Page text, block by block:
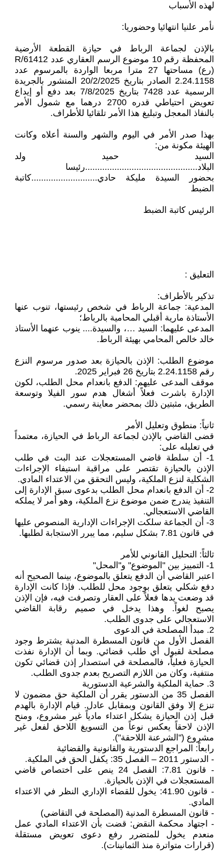
لهذه الأسباب
نأمر علنيا انتهائيا وحضوريا:
بالإذن لجماعة الرباط في حيازة القطعة الأرضية
المحفظة رقم 10 موضوع الرسم العقاري عدد R/61412
(رع) مساحتها 27 مترا مربعا الواردة بالمرسوم عدد
2.24.1158 الصادر بتاريخ 20/2/2025 المنشور بالجريدة
الرسمية عدد 7428 بتاريخ 7/8/2025 بعد دفع أو إيداع
تعويض احتياطي قدره 2700 درهما مع شمول الأمر
بالنفاذ المعجل وتبليغ هذا الأمر تلقائيا للأطراف.
بهذا صدر الأمر في اليوم والشهر والسنة أعلاه وكانت
الهيئة مكونة من:
السيد حميد ولد
البلاد..............................................رئيسا
بحضور السيدة مليكة حادي...........................كاتبة
الضبط
الرئيس كاتبة الضبط
التعليق :
تذكير بالأطراف:
المدعية: جماعة الرباط في شخص رئيستها، تنوب عنها
الأستاذة مارية أقبلي المحامية بالرباط؛
المدعى عليهما: السيد …، والسيدة.... ينوب عنهما الأستاذ
خالد خالص المحامي بهيئة الرباط.
موضوع الطلب: الإذن بالحيازة بعد صدور مرسوم النزع
رقم 2.24.1158 بتاريخ 26 فبراير 2025.
موقف المدعى عليهم: الدفع بانعدام محل الطلب، لكون
الإدارة باشرت فعلاً أشغال هدم سور الفيلا وتوسعة
الطريق، مثبتين ذلك بمحضر معاينة رسمي.
ثانياً: منطوق وتعليل الأمر
قضى القاضي بالإذن لجماعة الرباط في الحيازة، معتمداً
في تعليله على:
1- أن سلطة قاضي المستعجلات عند البت في طلب
الإذن بالحيازة تقتصر على مراقبة استيفاء الإجراءات
الشكلية لنزع الملكية، وليس التحقق من الاعتداء المادي.
2- أن الدفع بانعدام محل الطلب بدعوى سبق الإدارة إلى
التنفيذ يندرج ضمن موضوع نزع الملكية، وهو أمر لا يملكه
القاضي الاستعجالي.
3- أن الجماعة سلكت الإجراءات الإدارية المنصوص عليها
في قانون 7.81 بشكل سليم، مما يبرر الاستجابة لطلبها.
ثالثاً: التحليل القانوني للأمر
1- التمييز بين "الموضوع" و"المحل"
اعتبر القاضي أن الدفع يتعلق بالموضوع، بينما الصحيح أنه
دفع شكلي يتعلق بوجود محل للطلب. فإذا كانت الإدارة
قد وضعت يدها فعلاً على العقار وتصرفت فيه، فإن الإذن
يصبح لغواً. وهذا يدخل في صميم رقابة القاضي
الاستعجالي على جدوى الطلب.
2. مبدأ المصلحة في الدعوى
الفصل الأول من قانون المسطرة المدنية يشترط وجود
مصلحة لقبول أي طلب قضائي. وبما أن الإدارة نفذت
الحيازة فعلياً، فالمصلحة في استصدار إذن قضائي تكون
منتفية، وكان من اللازم التصريح بعدم جدوى الطلب.
3. حماية الملكية والشرعية الدستورية
الفصل 35 من الدستور يقرر أن الملكية حق مضمون لا
تنزع إلا وفق القانون وبمقابل عادل. قيام الإدارة بالهدم
قبل إذن الحيازة يشكل اعتداء مادياً غير مشروع، ومنح
الإذن لاحقاً يعكس نوعاً من التسويغ اللاحق لفعل غير
مشروع ("الشرعنة اللاحقة").
رابعاً: المراجع الدستورية والقانونية والقضائية
- الدستور 2011 – الفصل 35: يكفل الحق في الملكية.
- قانون 7.81: الفصل 24 ينص على اختصاص قاضي
المستعجلات في الإذن بالحيازة.
- قانون 41.90: يخول للقضاء الإداري النظر في الاعتداء
المادي.
- قانون المسطرة المدنية (المصلحة في التقاضي)
- اجتهاد محكمة النقض: قضت بأن الاعتداء المادي عمل
منعدم يخول للمتضرر رفع دعوى تعويض مستقلة
(قرارات متواترة منذ الثمانينات).